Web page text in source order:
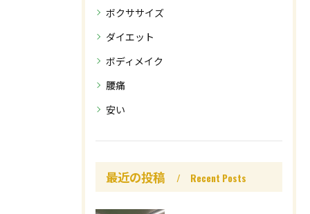
ボクササイズ
ダイエット
ボディメイク
腰痛
安い
最近の投稿 Recent Posts